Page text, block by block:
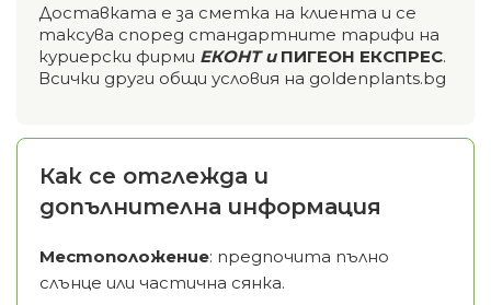
Доставката е за сметка на клиента и се
таксува според стандартните тарифи на
куриерски фирми ЕКОНТ и ПИГЕОН ЕКСПРЕС.
Всички други общи условия на goldenplants.bg
Как се отглежда и
допълнителна информация
Местоположение: предпочита пълно
слънце или частична сянка.